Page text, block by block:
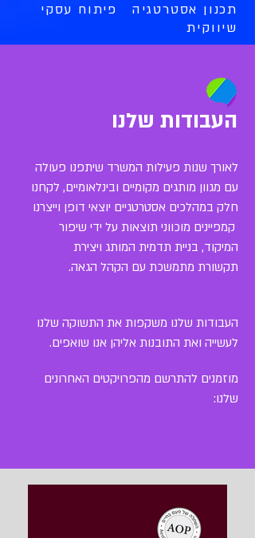
פיתוח עסקי
תכנון אסטרטגיה
שיווקית
העבודות שלנו
לאורך שנות פעילות המשרד שיתפנו פעולה
עם מגוון מותגים מקומיים ובינלאומיים, לקחנו
חלק במהלכים אסטרטגיים יוצאי דופן וייצרנו
קמפיינים מוכווני תוצאות על ידי שיפור
המיקוד, בניית תדמית המותג ויצירת
תקשורת מתמשכת עם הקהל הגאה.
העבודות שלנו משקפות את התשוקה שלנו
לעשייה ואת התובנות אליהן אנו שואפים.
מוזמנים להתרשם מהפרויקטים האחרונים
שלנו: